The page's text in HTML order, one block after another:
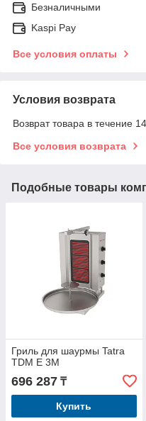
Безналичными
Kaspi Pay
Все условия оплаты
Условия возврата
Возврат товара в течение
Все условия возврата
Подобные товары
Гриль для шаурмы Tatra
TDM E 3M
696 287 ₸
Купить